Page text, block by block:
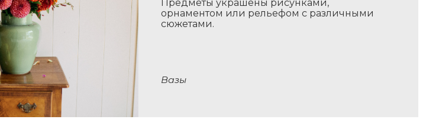
орнаментом или рельефом с различными
сюжетами.
Вазы